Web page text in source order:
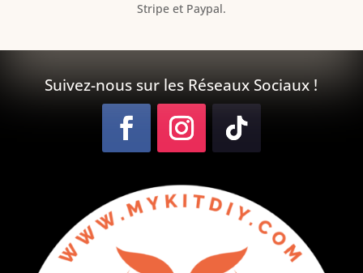
Stripe et Paypal.
Suivez-nous sur les Réseaux Sociaux !